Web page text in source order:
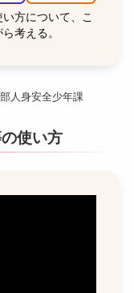
方について、こ
考える。
人身安全少年課
使い方